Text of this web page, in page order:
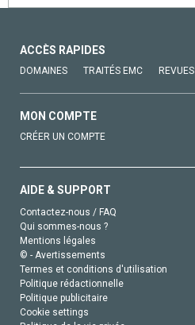
ACCÈS RAPIDES
DOMAINES TRAITÉS EMC REVUES
MON COMPTE
CRÉER UN COMPTE
AIDE & SUPPORT
Contactez-nous / FAQ
Qui sommes-nous ?
Mentions légales
© - Avertissements
Termes et conditions d'utilisation
Politique rédactionnelle
Politique publicitaire
Cookie settings